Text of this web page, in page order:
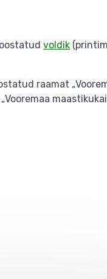
voldik
raamat